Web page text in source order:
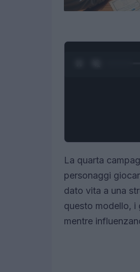
La quarta
personaggi
dato vita a una
questo modello, i
mentre